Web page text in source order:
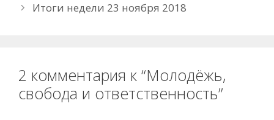
Итоги недели 23 ноября 2018
2 комментария к “Молодёжь,
свобода и ответственность”